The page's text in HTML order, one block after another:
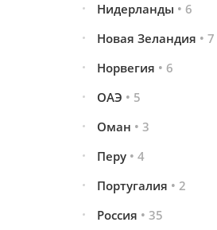
Нидерланды • 6
Новая Зеландия • 7
Норвегия • 6
ОАЭ • 5
Оман • 3
Перу • 4
Португалия • 2
Россия • 35